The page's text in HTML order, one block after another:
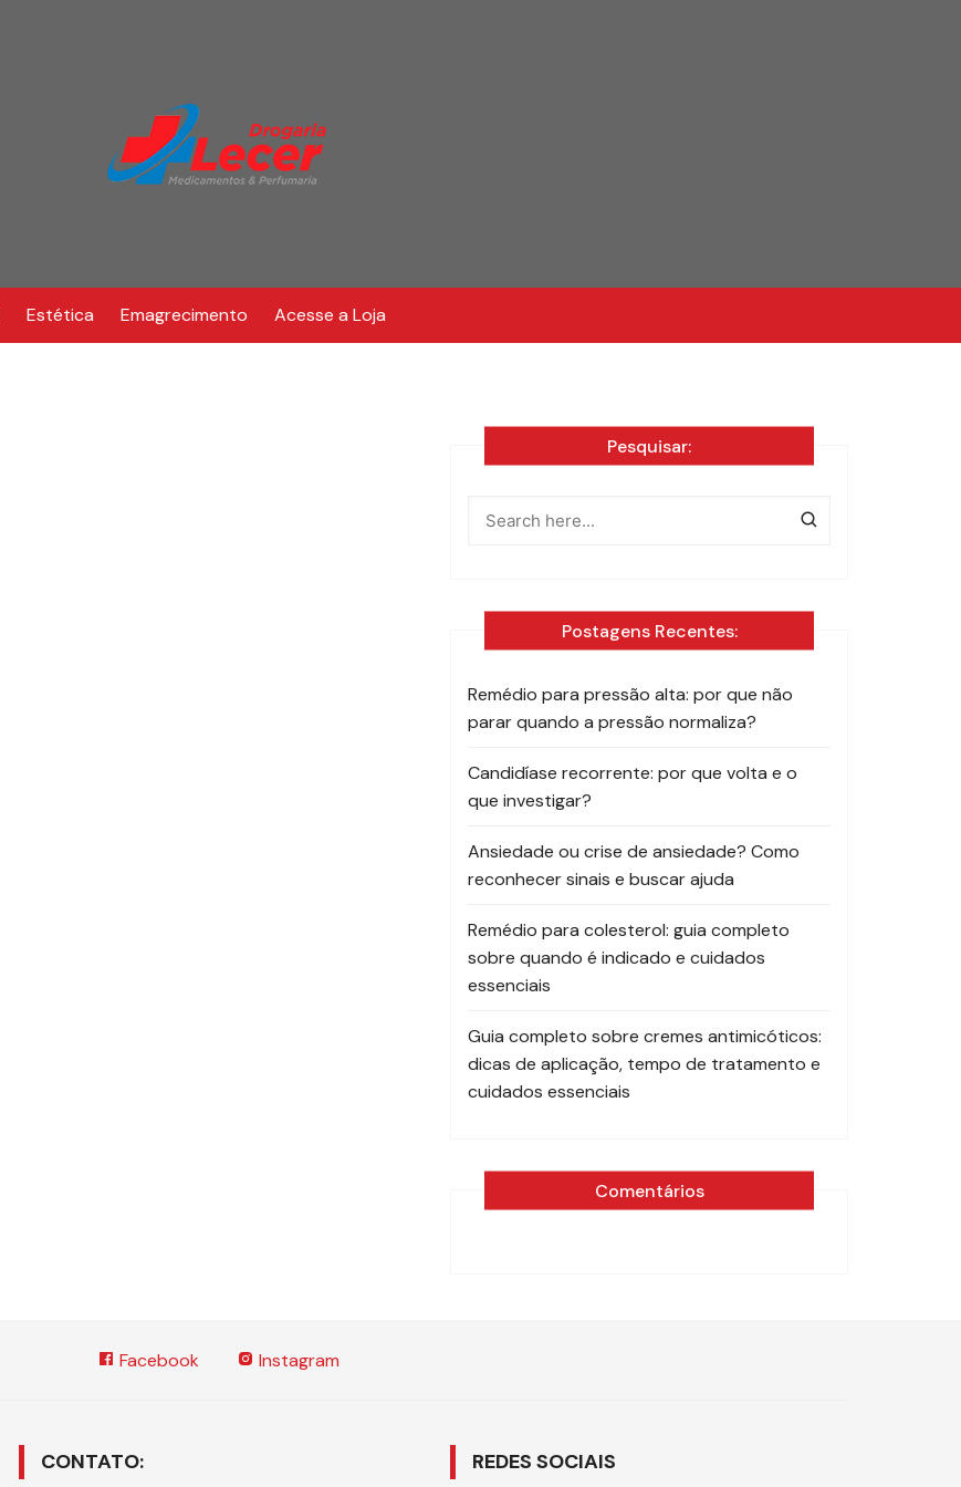
Estética Emagrecimento Acesse a Loja
Pesquisar:
Postagens Recentes:
Remédio para pressão alta: por que não
parar quando a pressão normaliza?
Candidíase recorrente: por que volta e o
que investigar?
Ansiedade ou crise de ansiedade? Como
reconhecer sinais e buscar ajuda
Remédio para colesterol: guia completo
sobre quando é indicado e cuidados
essenciais
Guia completo sobre cremes antimicóticos:
dicas de aplicação, tempo de tratamento e
cuidados essenciais
Comentários
Facebook Instagram
CONTATO: REDES SOCIAIS